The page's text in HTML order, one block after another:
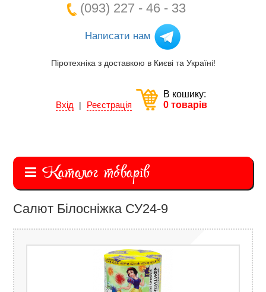
(093) 227 - 46 - 33
Написати нам
Піротехніка з доставкою в Києві та Україні!
Вхід | Реєстрація
В кошику:
0 товарів
Каталог товарів
Салют Білосніжка СУ24-9